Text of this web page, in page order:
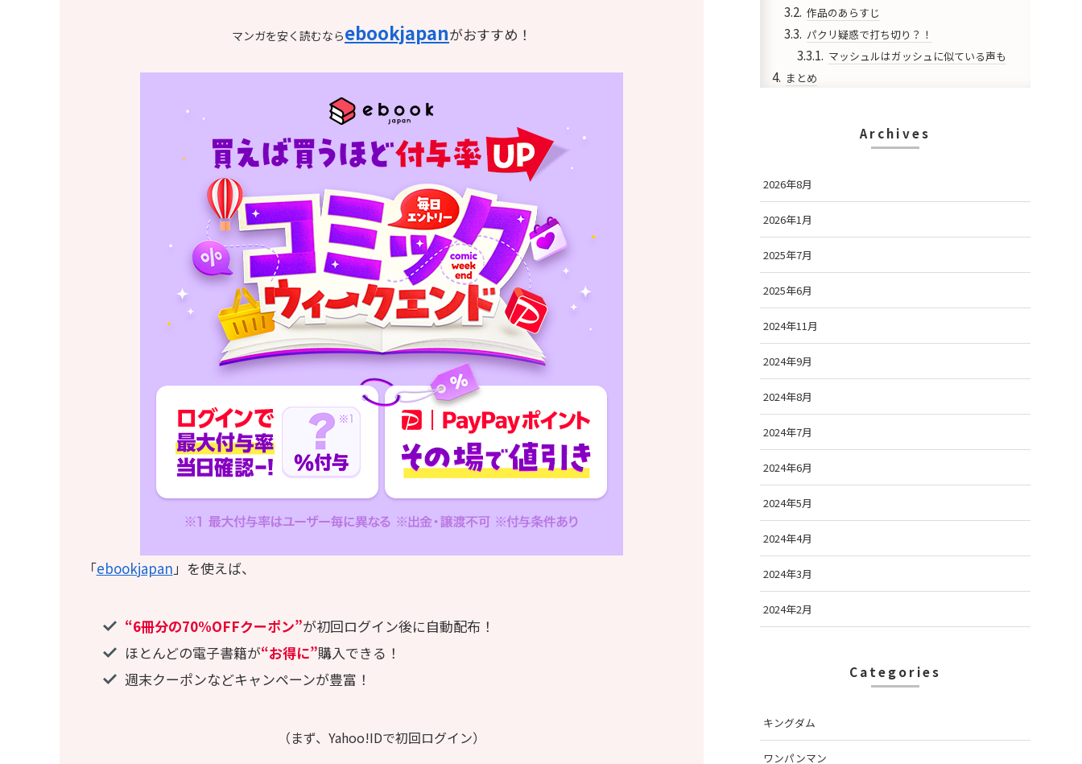
マンガを安く読むならebookjapanがおすすめ！
「ebookjapan」を使えば、
“6冊分の70%OFFクーポン”が初回ログイン後に自動配布！
ほとんどの電子書籍が“お得に”購入できる！
週末クーポンなどキャンペーンが豊富！
（まず、Yahoo!IDで初回ログイン）
作品のあらすじ
パクリ疑惑で打ち切り？！
マッシュルはガッシュに似ている声も
まとめ
Archives
2026年8月
2026年1月
2025年7月
2025年6月
2024年11月
2024年9月
2024年8月
2024年7月
2024年6月
2024年5月
2024年4月
2024年3月
2024年2月
Categories
キングダム
ワンパンマン